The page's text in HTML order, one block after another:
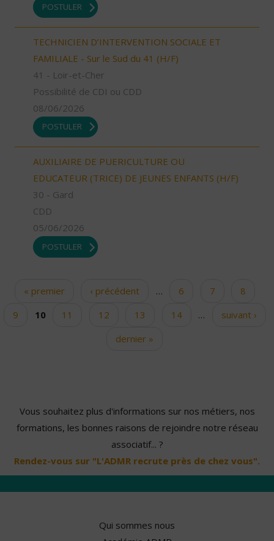
POSTULER
TECHNICIEN D’INTERVENTION SOCIALE ET
FAMILIALE - Sur le Sud du 41 (H/F)
41 - Loir-et-Cher
Possibilité de CDI ou CDD
08/06/2026
POSTULER
AUXILIAIRE DE PUERICULTURE OU
EDUCATEUR (TRICE) DE JEUNES ENFANTS (H/F)
30 - Gard
CDD
05/06/2026
POSTULER
Pages« premier ‹ précédent … 6 7
8
9
10 11 12 13 14 …
suivant ›
dernier »
Vous souhaitez plus d'informations sur nos métiers, nos
formations, les bonnes raisons de rejoindre notre réseau
associatif... ?
Rendez-vous sur "L'ADMR recrute près de chez vous".
Qui sommes nous